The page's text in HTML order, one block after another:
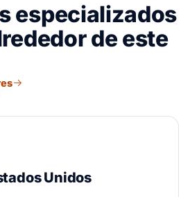
especializados
de este
Unidos